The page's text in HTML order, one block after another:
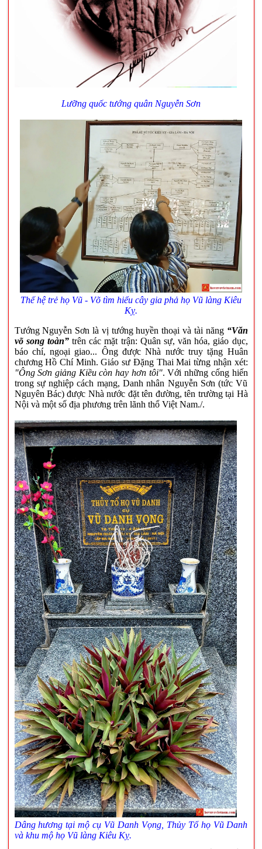
Lưỡng quốc tướng quân Nguyễn Sơn
Thế hệ trẻ họ Vũ - Võ tìm hiểu cây gia phả họ Vũ làng Kiêu
Kỵ.
Tướng Nguyễn Sơn là vị tướng huyền thoại và tài năng “Văn
võ song toàn”trên các mặt trận: Quân sự, văn hóa, giáo dục,
báo chí, ngoại giao... Ông được Nhà nước truy tặng Huân
chương Hồ Chí Minh. Giáo sư Đặng Thai Mai từng nhận xét:
"Ông Sơn giảng Kiều còn hay hơn tôi". Với những cống hiến
trong sự nghiệp cách mạng, Danh nhân Nguyễn Sơn (tức Vũ
Nguyên Bác) được Nhà nước đặt tên đường, tên trường tại Hà
Nội và một số địa phương trên lãnh thổ Việt Nam./.
Dâng hương tại mộ cụ Vũ Danh Vọng, Thủy Tổ họ Vũ Danh
và khu mộ họ Vũ làng Kiêu Kỵ.